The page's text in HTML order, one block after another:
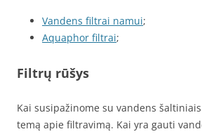
Vandens filtrai namui;
Aquaphor filtrai;
Filtrų rūšys
Kai susipažinome su vandens
temą apie filtravimą. Kai yra gauti